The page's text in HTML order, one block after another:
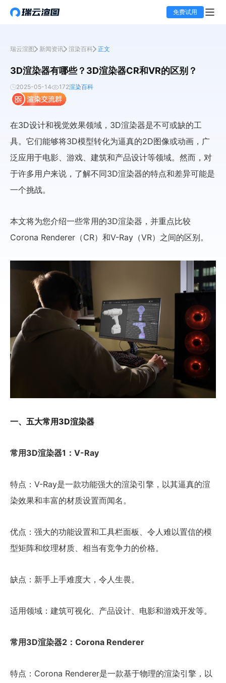
免费试用
瑞云渲图 新闻资讯 渲染百科 正文
3D渲染器有哪些？3D渲染器CR和VR的区别？
2025-05-14 172渲染百科
在3D设计和视觉效果领域，3D渲染器是不可或缺的工
具。它们能够将3D模型转化为逼真的2D图像或动画，广
泛应用于电影、游戏、建筑和产品设计等领域。然而，对
于许多用户来说，了解不同3D渲染器的特点和差异可能是
一个挑战。
本文将为您介绍一些常用的3D渲染器，并重点比较
Corona Renderer（CR）和V-Ray（VR）之间的区别。
一、五大常用3D渲染器
常用3D渲染器1：V-Ray
特点：V-Ray是一款功能强大的渲染引擎，以其逼真的渲
染效果和丰富的材质设置而闻名。
优点：强大的功能设置和工具栏面板、令人难以置信的模
型矩阵和纹理材质、相当有竞争力的价格。
缺点：新手上手难度大，令人生畏。
适用领域：建筑可视化、产品设计、电影和游戏开发等。
常用3D渲染器2：Corona Renderer
特点：Corona Renderer是一款基于物理的渲染引擎，以